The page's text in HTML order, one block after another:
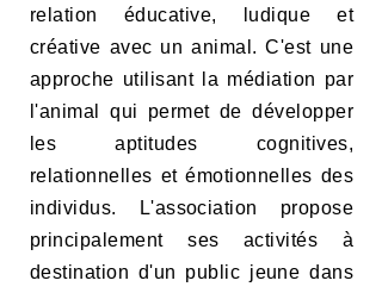
relation éducative, ludique et
créative avec un animal. C'est une
approche utilisant la médiation par
l'animal qui permet de développer
les aptitudes cognitives,
relationnelles et émotionnelles des
individus. L'association propose
principalement ses activités à
destination d'un public jeune dans